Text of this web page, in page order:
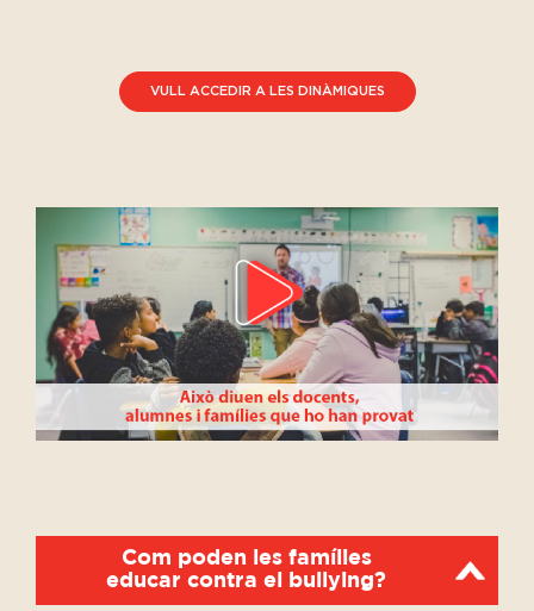
VULL ACCEDIR A LES DINÀMIQUES
Com poden les famílies
educar contra el bullying?